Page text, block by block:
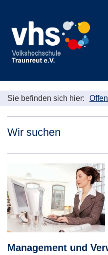
Sie befinden sich hier:
Wir suchen
Management und